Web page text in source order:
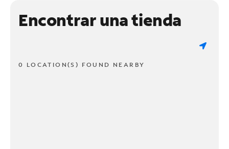
Encontrar una tienda
0 LOCATION(S) FOUND NEARBY